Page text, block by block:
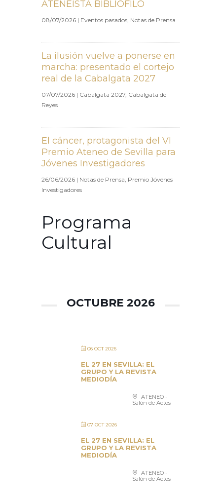
ATENEÍSTA BIBLIÓFILO
08/07/2026 | Eventos pasados, Notas de Prensa
La ilusión vuelve a ponerse en
marcha: presentado el cortejo
real de la Cabalgata 2027
07/07/2026 | Cabalgata 2027, Cabalgata de
Reyes
El cáncer, protagonista del VI
Premio Ateneo de Sevilla para
Jóvenes Investigadores
26/06/2026 | Notas de Prensa, Premio Jóvenes
Investigadores
Programa
Cultural
OCTUBRE 2026
06 OCT 2026
EL 27 EN SEVILLA: EL
GRUPO Y LA REVISTA
MEDIODÍA
ATENEO -
Salón de Actos
07 OCT 2026
EL 27 EN SEVILLA: EL
GRUPO Y LA REVISTA
MEDIODÍA
ATENEO -
Salón de Actos